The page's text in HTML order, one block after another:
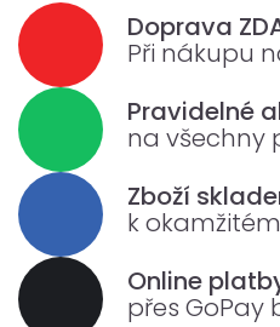
Doprava
Při nákupu
Pravidelné
na všechny
Zboží
k
Online
přes GoPay